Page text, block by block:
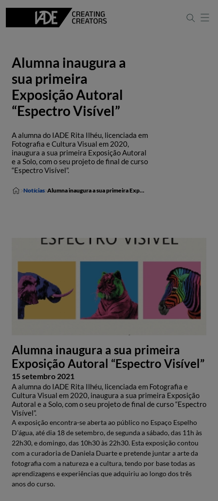
Alumna inaugura a
sua primeira
Exposição Autoral
“Espectro Visível”
A alumna do IADE Rita Ilhéu, licenciada em
Fotografia e Cultura Visual em 2020,
inaugura a sua primeira Exposição Autoral
e a Solo, com o seu projeto de final de curso
“Espectro Visível”.
Notícias Alumna inaugura a sua primeira Exposição Autoral “Espectro Visível”
Alumna inaugura a sua primeira
Exposição Autoral “Espectro Visível”
15 setembro 2021
A alumna do IADE Rita Ilhéu, licenciada em Fotografia e
Cultura Visual em 2020, inaugura a sua primeira Exposição
Autoral e a Solo, com o seu projeto de final de curso “Espectro
Visível”.
A exposição encontra-se aberta ao público no Espaço Espelho
D’água, até dia 18 de setembro, de segunda a sábado, das 11h às
22h30, e domingo, das 10h30 às 22h30. Esta exposição contou
com a curadoria de Daniela Duarte e pretende juntar a arte da
fotografia com a natureza e a cultura, tendo por base todas as
aprendizagens e experiências que adquiriu ao longo dos três
anos do curso.